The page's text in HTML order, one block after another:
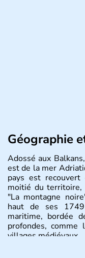
Géographie
Adossé aux
est de la mer
pays est
moitié du
"La montagne
haut de ses
maritime, bordée
profondes,
villages médiévaux.